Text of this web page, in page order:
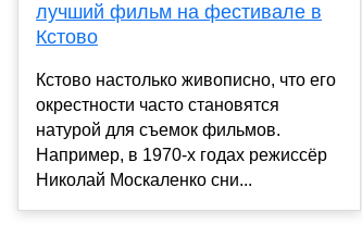
лучший фильм на фестивале в
Кстово
Кстово настолько живописно, что его
окрестности часто становятся
натурой для съемок фильмов.
Например, в 1970-х годах режиссёр
Николай Москаленко сни...